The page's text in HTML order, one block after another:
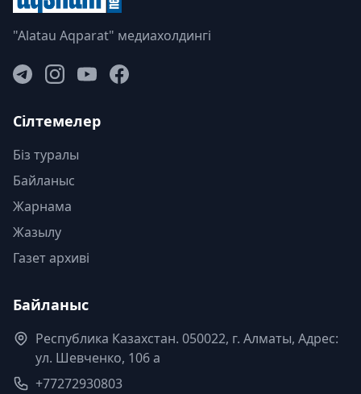
"Alatau Aqparat" медиахолдингі
Сілтемелер
Біз туралы
Байланыс
Жарнама
Жазылу
Газет архиві
Байланыс
Республика Казахстан. 050022, г. Алматы, Адрес:
ул. Шевченко, 106 а
+77272930803